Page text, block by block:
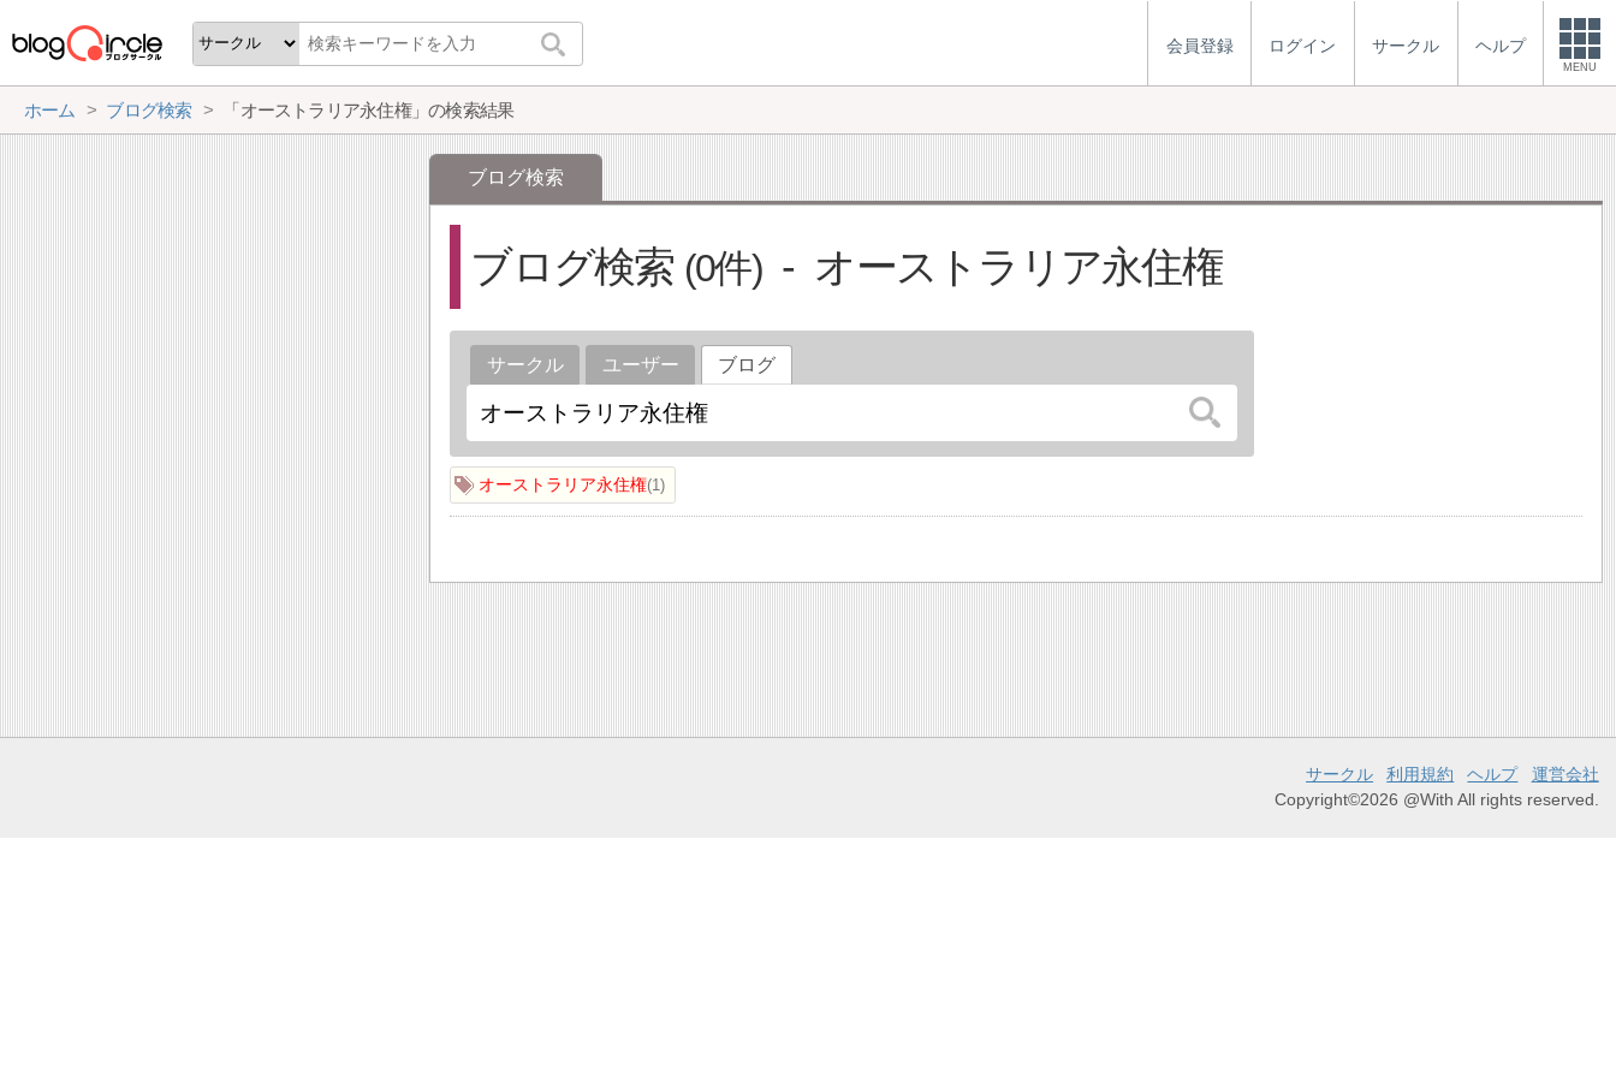
会員登録 ログイン サークル ヘルプ
MENU
ホーム ブログ検索 「オーストラリア永住権」の検索結果
ブログ検索
ブログ検索 0 オーストラリア永住権
サークル ユーザー ブログ
オーストラリア永住権 1
サークル 利用規約 ヘルプ
運営会社
Copyright©2026 @With All rights reserved.